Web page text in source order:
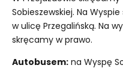
Sobieszewskiej. Na
w ulicę Przegalińską. Na
skręcamy w prawo.
Autobusem: na Wyspę